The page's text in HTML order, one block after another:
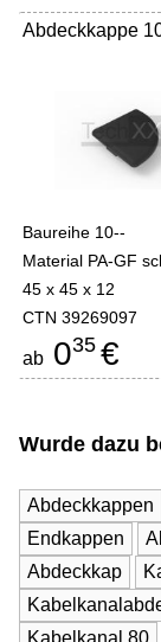
Abdeckkappe
Baureihe 10--
Material PA-GF
45 x 45 x 12
CTN 39269097
ab 035 €
Wurde dazu
Abdeckkappen
Endkappen
Abdeckkap
Kabelkanal 80